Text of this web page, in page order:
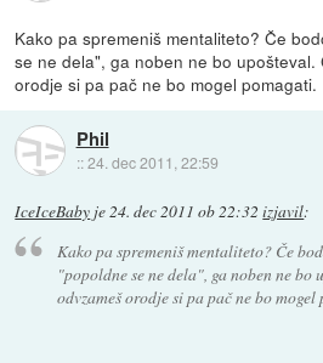
Kako pa spremeniš mentaliteto? Če
se ne dela", ga noben ne bo upošteval.
orodje si pa pač ne bo mogel pomagati.
Phil
::24. dec 2011, 22:59
IceIceBaby je24. dec 2011 ob 22:32 izjavil:
Kako pa spremeniš mentaliteto? Če
"popoldne se ne dela", ga noben ne bo
odvzameš orodje si pa pač ne bo mogel